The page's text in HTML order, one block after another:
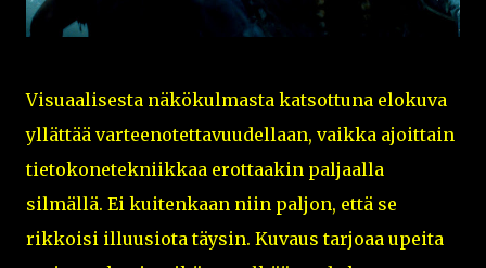
Visuaalisesta näkökulmasta katsottuna elokuva
yllättää varteenotettavuudellaan, vaikka ajoittain
tietokonetekniikkaa erottaakin paljaalla
silmällä. Ei kuitenkaan niin paljon, että se
rikkoisi illuusiota täysin. Kuvaus tarjoaa upeita